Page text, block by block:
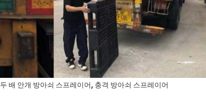
두 배 안개 방아쇠 스프레이어, 충격 방아쇠 스프레이어